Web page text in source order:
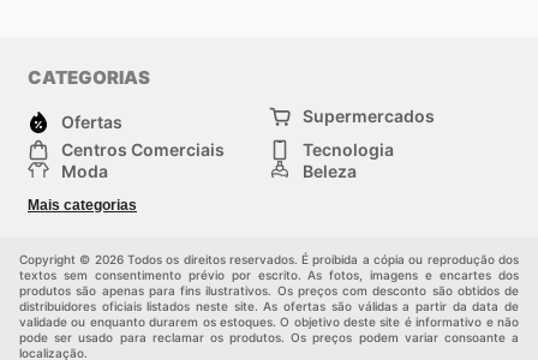
CATEGORIAS
Ofertas
Supermercados
Centros Comerciais
Tecnologia
Moda
Beleza
Construção e jardinagem
Mais categorias
Copyright © 2026 Todos os direitos reservados. É proibida a cópia ou reprodução dos
textos sem consentimento prévio por escrito. As fotos, imagens e encartes dos
produtos são apenas para fins ilustrativos. Os preços com desconto são obtidos de
distribuidores oficiais listados neste site. As ofertas são válidas a partir da data de
validade ou enquanto durarem os estoques. O objetivo deste site é informativo e não
pode ser usado para reclamar os produtos. Os preços podem variar consoante a
localização.